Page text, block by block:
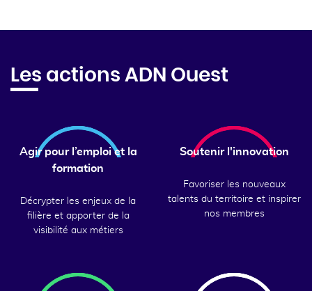
Les actions ADN Ouest
Agir pour l’emploi et la
formation
Décrypter les enjeux de la
filière et apporter de la
visibilité aux métiers
Soutenir l'innovation
Favoriser les nouveaux
talents du territoire et inspirer
nos membres